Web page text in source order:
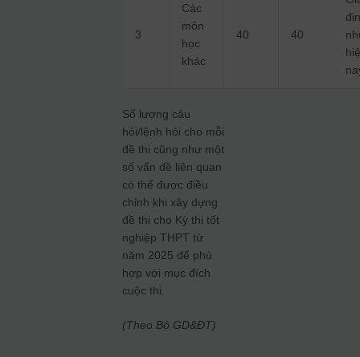
3
Các
môn
học
khác
40 40
Số lượng câu
hỏi/lệnh hỏi cho mỗi
đề thi cũng như một
số vấn đề liên quan
có thể được điều
chỉnh khi xây dựng
đề thi cho Kỳ thi tốt
nghiệp THPT từ
năm 2025 để phù
hợp với mục đích
cuộc thi.
(Theo Bộ GD&ĐT)